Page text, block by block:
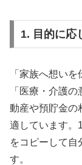
1. 目的に応
「家族へ想い
「医療・介護
動産や預貯金の
適しています。
をコピーして自
す。